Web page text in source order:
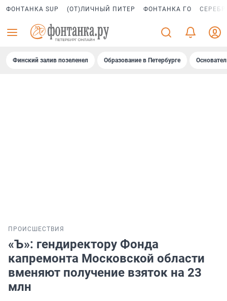
ФОНТАНКА SUP (ОТ)ЛИЧНЫЙ ПИТЕР ФОНТАНКА ГО
Финский залив позеленел Образование в Петербурге
ПРОИСШЕСТВИЯ
«Ъ»: гендиректору Фонда
капремонта Московской области
вменяют получение взяток на 23
млн